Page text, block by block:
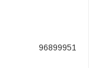
96899951